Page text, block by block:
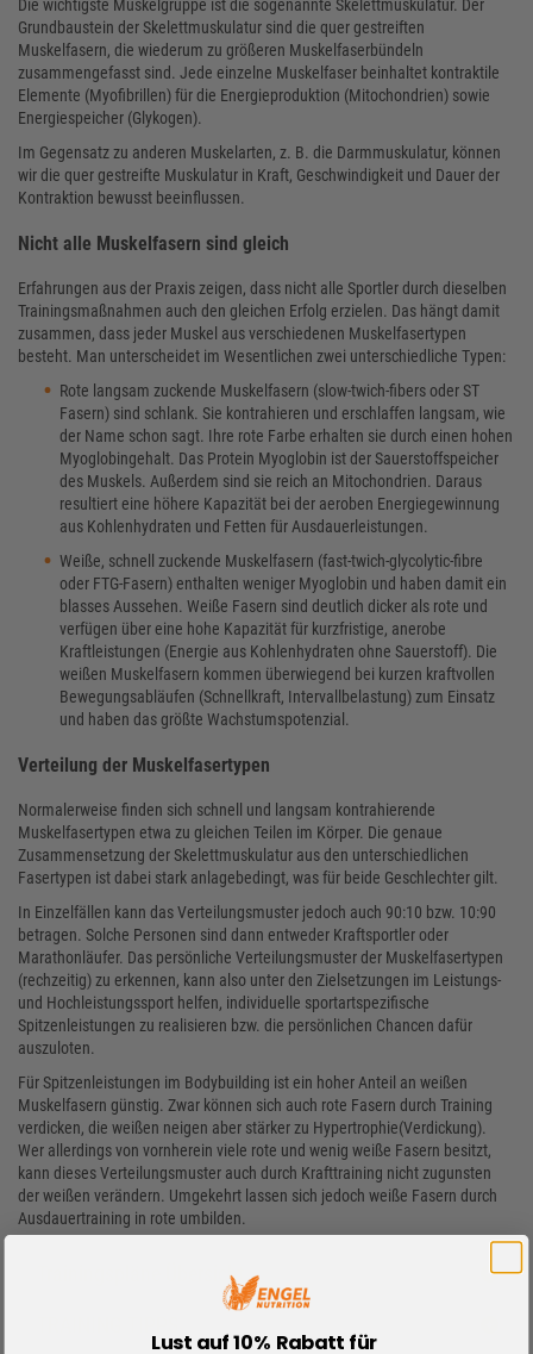
Die wichtigste Muskelgruppe ist die sogenannte Skelettmuskulatur. Der
Grundbaustein der Skelettmuskulatur sind die quer gestreiften
Muskelfasern, die wiederum zu größeren Muskelfaserbündeln
zusammengefasst sind. Jede einzelne Muskelfaser beinhaltet kontraktile
Elemente (Myofibrillen) für die Energieproduktion (Mitochondrien) sowie
Energiespeicher (Glykogen).
Im Gegensatz zu anderen Muskelarten, z. B. die Darmmuskulatur, können
wir die quer gestreifte Muskulatur in Kraft, Geschwindigkeit und Dauer der
Kontraktion bewusst beeinflussen.
Nicht alle Muskelfasern sind gleich
Erfahrungen aus der Praxis zeigen, dass nicht alle Sportler durch dieselben
Trainingsmaßnahmen auch den gleichen Erfolg erzielen. Das hängt damit
zusammen, dass jeder Muskel aus verschiedenen Muskelfasertypen
besteht. Man unterscheidet im Wesentlichen zwei unterschiedliche Typen:
Rote langsam zuckende Muskelfasern (slow-twich-fibers oder ST
Fasern) sind schlank. Sie kontrahieren und erschlaffen langsam, wie
der Name schon sagt. Ihre rote Farbe erhalten sie durch einen hohen
Myoglobingehalt. Das Protein Myoglobin ist der Sauerstoffspeicher
des Muskels. Außerdem sind sie reich an Mitochondrien. Daraus
resultiert eine höhere Kapazität bei der aeroben Energiegewinnung
aus Kohlenhydraten und Fetten für Ausdauerleistungen.
Weiße, schnell zuckende Muskelfasern (fast-twich-glycolytic-fibre
oder FTG-Fasern) enthalten weniger Myoglobin und haben damit ein
blasses Aussehen. Weiße Fasern sind deutlich dicker als rote und
verfügen über eine hohe Kapazität für kurzfristige, anerobe
Kraftleistungen (Energie aus Kohlenhydraten ohne Sauerstoff). Die
weißen Muskelfasern kommen überwiegend bei kurzen kraftvollen
Bewegungsabläufen (Schnellkraft, Intervallbelastung) zum Einsatz
und haben das größte Wachstumspotenzial.
Verteilung der Muskelfasertypen
Normalerweise finden sich schnell und langsam kontrahierende
Muskelfasertypen etwa zu gleichen Teilen im Körper. Die genaue
Zusammensetzung der Skelettmuskulatur aus den unterschiedlichen
Fasertypen ist dabei stark anlagebedingt, was für beide Geschlechter gilt.
In Einzelfällen kann das Verteilungsmuster jedoch auch 90:10 bzw. 10:90
betragen. Solche Personen sind dann entweder Kraftsportler oder
Marathonläufer. Das persönliche Verteilungsmuster der Muskelfasertypen
(rechzeitig) zu erkennen, kann also unter den Zielsetzungen im Leistungs-
und Hochleistungssport helfen, individuelle sportartspezifische
Spitzenleistungen zu realisieren bzw. die persönlichen Chancen dafür
auszuloten.
Für Spitzenleistungen im Bodybuilding ist ein hoher Anteil an weißen
Muskelfasern günstig. Zwar können sich auch rote Fasern durch Training
verdicken, die weißen neigen aber stärker zu Hypertrophie(Verdickung).
Wer allerdings von vornherein viele rote und wenig weiße Fasern besitzt,
kann dieses Verteilungsmuster auch durch Krafttraining nicht zugunsten
der weißen verändern. Umgekehrt lassen sich jedoch weiße Fasern durch
Ausdauertraining in rote umbilden.
Trainingspläne Übersicht
Lust auf 10% Rabatt für